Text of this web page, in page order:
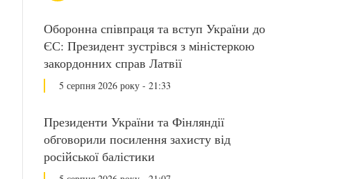
Оборонна співпраця та вступ України до
ЄС: Президент зустрівся з міністеркою
закордонних справ Латвії
5 серпня 2026 року - 21:33
Президенти України та Фінляндії
обговорили посилення захисту від
російської балістики